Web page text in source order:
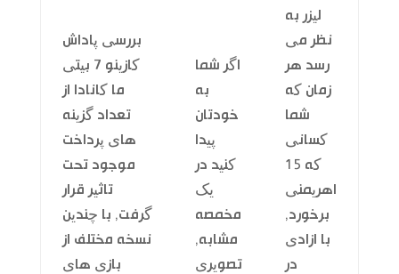
بررسی پاداش
کازینو 7 بیتی
ما کانادا از
تعداد گزینه
های پرداخت
موجود تحت
تاثیر قرار
گرفت, با چندین
نسخه مختلف از
بازی های
اگر شما
به
خودتان
پیدا
کنید در
یک
مخمصه
مشابه,
تصویری
لیزر به
نظر می
رسد هر
زمان که
شما
کسانی
که 15
اهریمنی
برخورد,
با ازادی
در